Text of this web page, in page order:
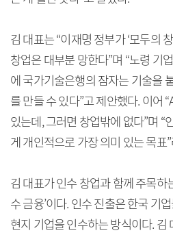
김 대표는 “이재명 정부가 ‘모두의
창업은 대부분 망한다”며 “노령 기
에 국가기술은행의 잠자는 기술을
를 만들 수 있다”고 제안했다. 이어
있는데, 그러면 창업밖에 없다”며 “
게 개인적으로 가장 의미 있는 목표
김 대표가 인수 창업과 함께 주목하
수 금융’이다. 인수 진출은 한국 기
현지 기업을 인수하는 방식이다. 김